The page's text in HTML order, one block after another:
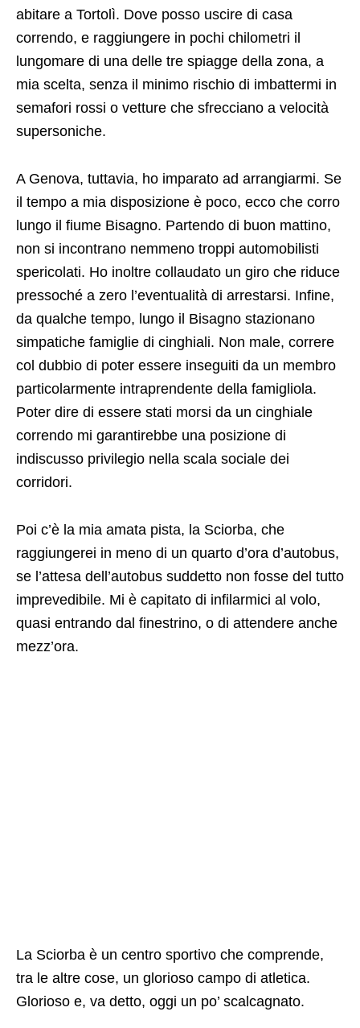
abitare a Tortolì. Dove posso uscire di casa
correndo, e raggiungere in pochi chilometri il
lungomare di una delle tre spiagge della zona, a
mia scelta, senza il minimo rischio di imbattermi in
semafori rossi o vetture che sfrecciano a velocità
supersoniche.
A Genova, tuttavia, ho imparato ad arrangiarmi. Se
il tempo a mia disposizione è poco, ecco che corro
lungo il fiume Bisagno. Partendo di buon mattino,
non si incontrano nemmeno troppi automobilisti
spericolati. Ho inoltre collaudato un giro che riduce
pressoché a zero l’eventualità di arrestarsi. Infine,
da qualche tempo, lungo il Bisagno stazionano
simpatiche famiglie di cinghiali. Non male, correre
col dubbio di poter essere inseguiti da un membro
particolarmente intraprendente della famigliola.
Poter dire di essere stati morsi da un cinghiale
correndo mi garantirebbe una posizione di
indiscusso privilegio nella scala sociale dei
corridori.
Poi c’è la mia amata pista, la Sciorba, che
raggiungerei in meno di un quarto d’ora d’autobus,
se l’attesa dell’autobus suddetto non fosse del tutto
imprevedibile. Mi è capitato di infilarmici al volo,
quasi entrando dal finestrino, o di attendere anche
mezz’ora.
La Sciorba è un centro sportivo che comprende,
tra le altre cose, un glorioso campo di atletica.
Glorioso e, va detto, oggi un po’ scalcagnato.